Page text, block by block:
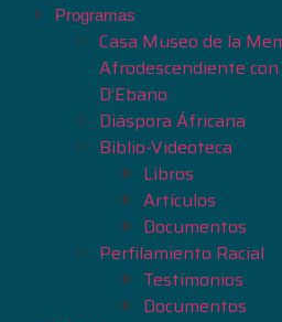
Programas
Casa Museo de la
Afrodescendiente
D’Ebano
Diáspora Áfricana
Biblio-Videoteca
Libros
Artículos
Documentos
Perfilamiento Racial
Testimonios
Documentos